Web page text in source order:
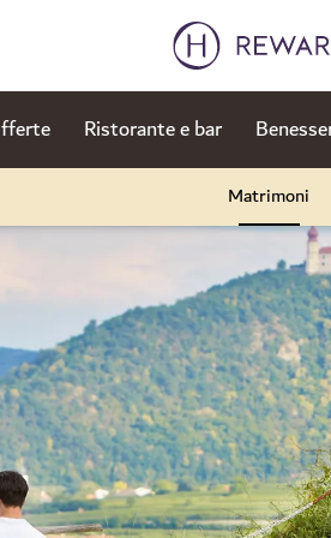
Ristorante e bar
Matrimoni